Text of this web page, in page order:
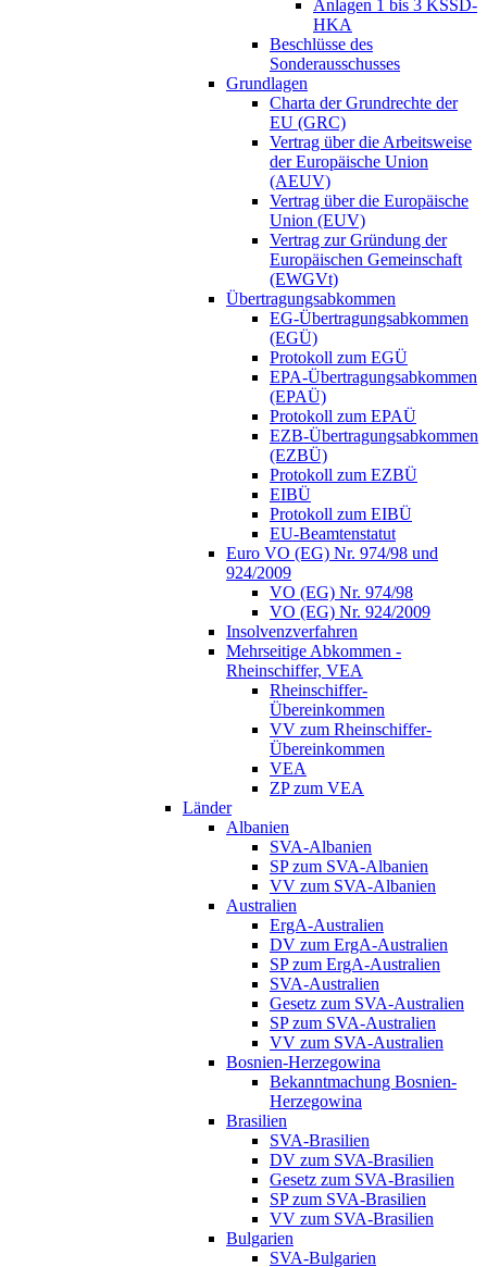
Anlagen 1 bis 3 KSSD-
HKA
Beschlüsse des
Sonderausschusses
Grundlagen
Charta der Grundrechte der
EU (GRC)
Vertrag über die Arbeitsweise
der Europäische Union
(AEUV)
Vertrag über die Europäische
Union (EUV)
Vertrag zur Gründung der
Europäischen Gemeinschaft
(EWGVt)
Übertragungsabkommen
EG-Übertragungsabkommen
(EGÜ)
Protokoll zum EGÜ
EPA-Übertragungsabkommen
(EPAÜ)
Protokoll zum EPAÜ
EZB-Übertragungsabkommen
(EZBÜ)
Protokoll zum EZBÜ
EIBÜ
Protokoll zum EIBÜ
EU-Beamtenstatut
Euro VO (EG) Nr. 974/98 und
924/2009
VO (EG) Nr. 974/98
VO (EG) Nr. 924/2009
Insolvenzverfahren
Mehrseitige Abkommen -
Rheinschiffer, VEA
Rheinschiffer-
Übereinkommen
VV zum Rheinschiffer-
Übereinkommen
VEA
ZP zum VEA
Länder
Albanien
SVA-Albanien
SP zum SVA-Albanien
VV zum SVA-Albanien
Australien
ErgA-Australien
DV zum ErgA-Australien
SP zum ErgA-Australien
SVA-Australien
Gesetz zum SVA-Australien
SP zum SVA-Australien
VV zum SVA-Australien
Bosnien-Herzegowina
Bekanntmachung Bosnien-
Herzegowina
Brasilien
SVA-Brasilien
DV zum SVA-Brasilien
Gesetz zum SVA-Brasilien
SP zum SVA-Brasilien
VV zum SVA-Brasilien
Bulgarien
SVA-Bulgarien